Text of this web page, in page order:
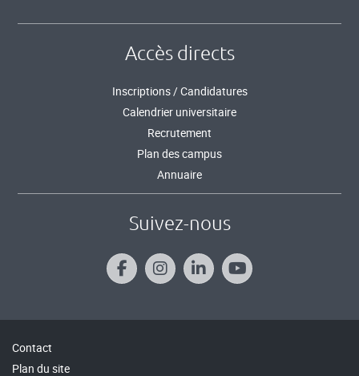
Accès directs
Inscriptions / Candidatures
Calendrier universitaire
Recrutement
Plan des campus
Annuaire
Suivez-nous
Contact
Plan du site